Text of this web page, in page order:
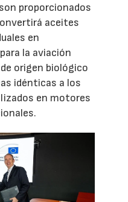
proporcionados
aceites
en
la aviación
origen biológico
idénticas a los
en motores